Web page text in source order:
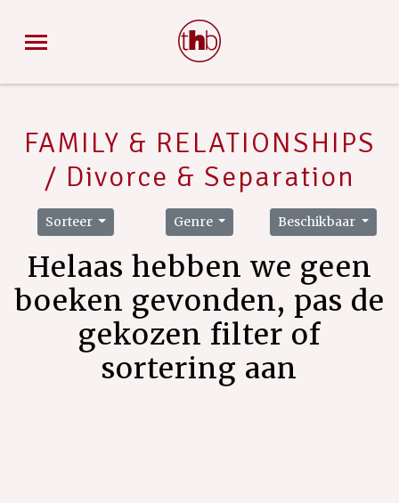
FAMILY & RELATIONSHIPS
/ Divorce & Separation
Sorteer Genre Beschikbaar
Helaas hebben we geen
boeken gevonden, pas de
gekozen filter of
sortering aan